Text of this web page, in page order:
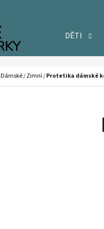
DĚTI
Dámské/Zimní/Protetika dámské